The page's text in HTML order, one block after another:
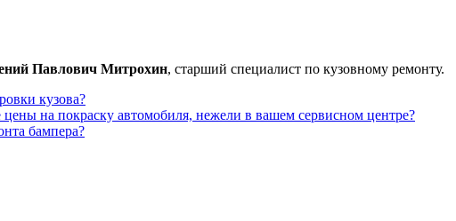
Павлович Митрохин, старший специалист по кузовному ремонту.
кузова?
цены на покраску автомобиля, нежели в вашем сервисном центре?
бампера?